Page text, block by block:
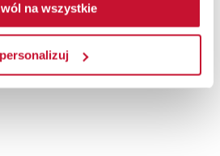
na wszystkie